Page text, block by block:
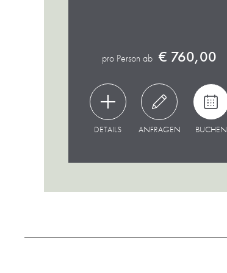
pro Person ab € 760,00
DETAILS ANFRAGEN BUCHEN